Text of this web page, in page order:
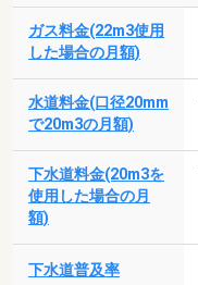
ガス料金(22m3使用
した場合の月額)
水道料金(口径20mm
で20m3の月額)
下水道料金(20m3を
使用した場合の月
額)
下水道普及率